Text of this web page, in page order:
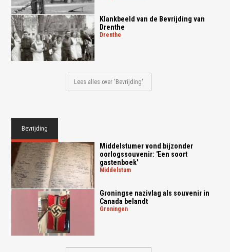
Klankbeeld van de Bevrijding van
Drenthe
drenthe
Lees alles over 'Bevrijding'
Bevrijding
Middelstumer vond bijzonder
oorlogssouvenir: 'Een soort
gastenboek'
middelstum
Groningse nazivlag als souvenir in
Canada belandt
groningen